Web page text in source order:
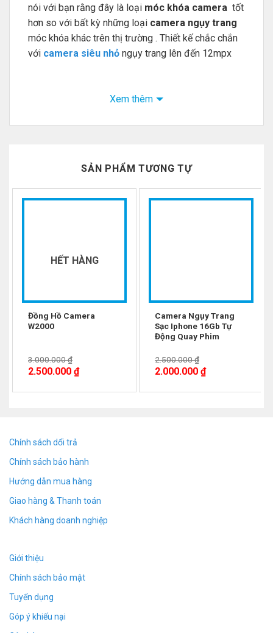
nói với bạn rằng đây là loại móc khóa camera tốt
hơn so với bất kỳ những loại camera ngụy trang
móc khóa khác trên thị trường . Thiết kế chắc chắn
với camera siêu nhỏ ngụy trang lên đến 12mpx
camera siêu nhỏ
phim , ghi âm full hd 1080p thật sự tuyệt vời
Xem thêm
SẢN PHẨM TƯƠNG TỰ
HẾT HÀNG
Đồng Hồ Camera
W2000
3.000.000₫
2.500.000 ₫
Camera Ngụy Trang
Sạc Iphone 16Gb Tự
Động Quay Phim
2.500.000₫
2.000.000 ₫
Chính sách dổi trả
Chính sách bảo hành
Hướng dẫn mua hàng
Giao hàng & Thanh toán
Khách hàng doanh nghiệp
Giới thiệu
Chính sách bảo mật
Tuyển dụng
Góp ý khiếu nại